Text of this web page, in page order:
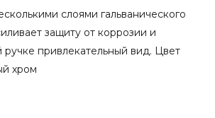
слоями гальванического
защиту от коррозии и
привлекательный вид. Цвет
хром